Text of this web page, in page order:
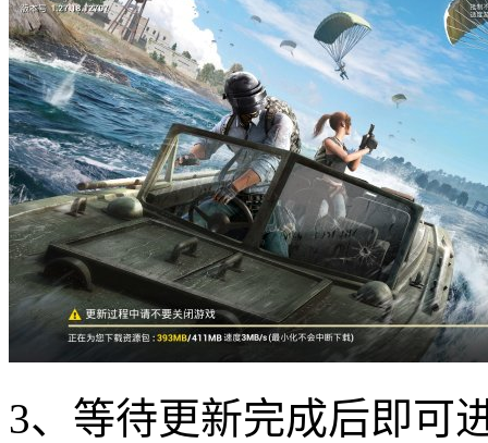
3、等待更新完成后即可